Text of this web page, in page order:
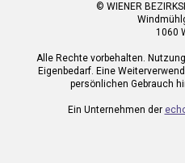
© WIENER
1060
Alle Rechte vorbehalten.
Eigenbedarf. Eine
persönlichen Gebrauch
Ein Unternehmen der